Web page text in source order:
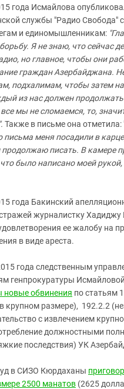
года Исмайлова
службы "Радио Свобода"
и единомышленникам: "
Я не знаю, что сейчас
но главное, чтобы они
граждан Азербайджана.
подхалимам, чтобы затем
из нас должен продолжать
мы не сломаемся, то,
Также в письме она отметила:
письма меня посадили в
продолжаю писать. В камере
было написано моей
года Бакинский
журналистку Хадиджу
ее жалобу на
в виде ареста.
года следственным
генпрокуратуры Исмайловой
новые обвинения по статьям
крупном размере), 192.2.2
с извлечением
должностными
последствия) УК
в СИЗО Кюрдаханы
2500 манатов (2625